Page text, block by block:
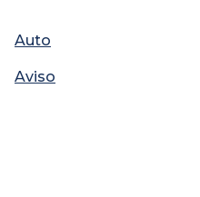
Auto
Aviso
08 de